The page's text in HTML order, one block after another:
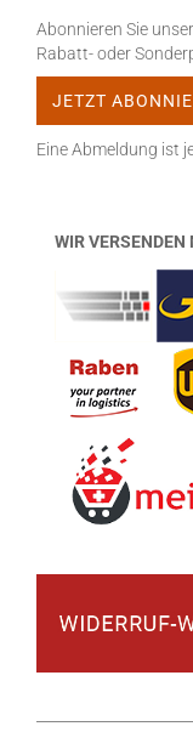
Abonnieren Sie
Rabatt- oder
Eine Abmeldung ist
WIR VERSENDEN